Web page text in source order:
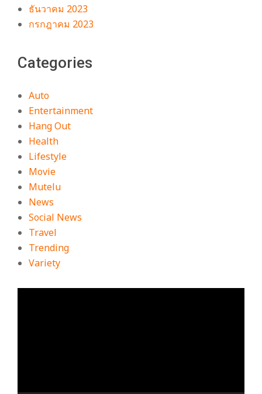
ธันวาคม 2023
กรกฎาคม 2023
Categories
Auto
Entertainment
Hang Out
Health
Lifestyle
Movie
Mutelu
News
Social News
Travel
Trending
Variety